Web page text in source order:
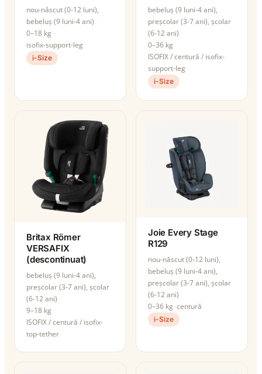
nou-născut (0-12 luni),
bebeluș (9 luni-4 ani)
0–18 kg
isofix-support-leg
i-Size
bebeluș (9 luni-4 ani),
preșcolar (3-7 ani), școlar
(6-12 ani)
0–36 kg
ISOFIX / centură / isofix-
support-leg
i-Size
Britax Römer
VERSAFIX
(descontinuat)
bebeluș (9 luni-4 ani),
preșcolar (3-7 ani), școlar
(6-12 ani)
9–18 kg
ISOFIX / centură / isofix-
top-tether
Joie Every Stage
R129
nou-născut (0-12 luni),
bebeluș (9 luni-4 ani),
preșcolar (3-7 ani), școlar
(6-12 ani)
0–36 kg centură
i-Size